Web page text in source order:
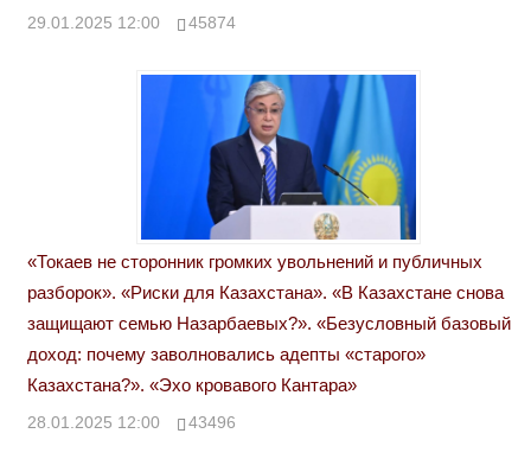
29.01.2025 12:00 45874
«Токаев не сторонник громких увольнений и публичных
разборок». «Риски для Казахстана». «В Казахстане снова
защищают семью Назарбаевых?». «Безусловный базовый
доход: почему заволновались адепты «старого»
Казахстана?». «Эхо кровавого Кантара»
28.01.2025 12:00 43496